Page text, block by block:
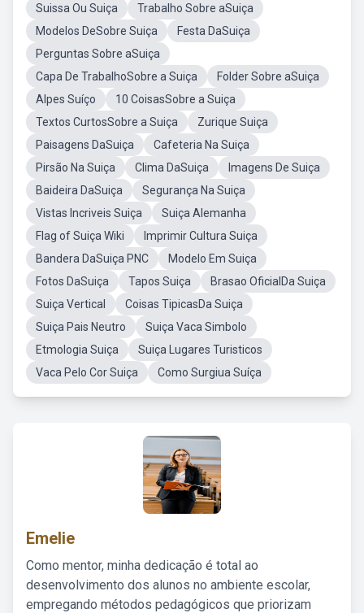
Suissa Ou Suiça
Trabalho Sobre aSuiça
Modelos DeSobre Suiça
Festa DaSuiça
Perguntas Sobre aSuiça
Capa De TrabalhoSobre a Suiça
Folder Sobre aSuiça
Alpes Suíço
10 CoisasSobre a Suiça
Textos CurtosSobre a Suiça
Zurique Suiça
Paisagens DaSuiça
Cafeteria Na Suiça
Pirsão Na Suiça
Clima DaSuiça
Imagens De Suiça
Baideira DaSuiça
Segurança Na Suiça
Vistas Incriveis Suiça
Suiça Alemanha
Flag of Suiça Wiki
Imprimir Cultura Suiça
Bandera DaSuiça PNC
Modelo Em Suiça
Fotos DaSuiça
Tapos Suiça
Brasao OficialDa Suiça
Suiça Vertical
Coisas TipicasDa Suiça
Suiça Pais Neutro
Suiça Vaca Simbolo
Etmologia Suiça
Suiça Lugares Turisticos
Vaca Pelo Cor Suiça
Como Surgiua Suíça
Emelie
Como mentor, minha dedicação é total ao
desenvolvimento dos alunos no ambiente escolar,
empregando métodos pedagógicos que priorizam